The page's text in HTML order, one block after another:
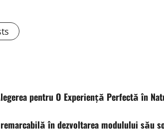
pentru O Experiență Perfectă în
în dezvoltarea modulului său